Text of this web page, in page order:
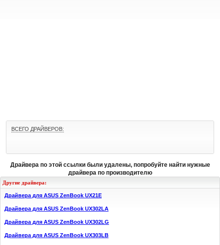
ВСЕГО ДРАЙВЕРОВ:
Драйвера по этой ссылки были удалены, попробуйте найти нужные
драйвера по производителю
Другие драйвера:
Драйвера для ASUS ZenBook UX21E
Драйвера для ASUS ZenBook UX302LA
Драйвера для ASUS ZenBook UX302LG
Драйвера для ASUS ZenBook UX303LB